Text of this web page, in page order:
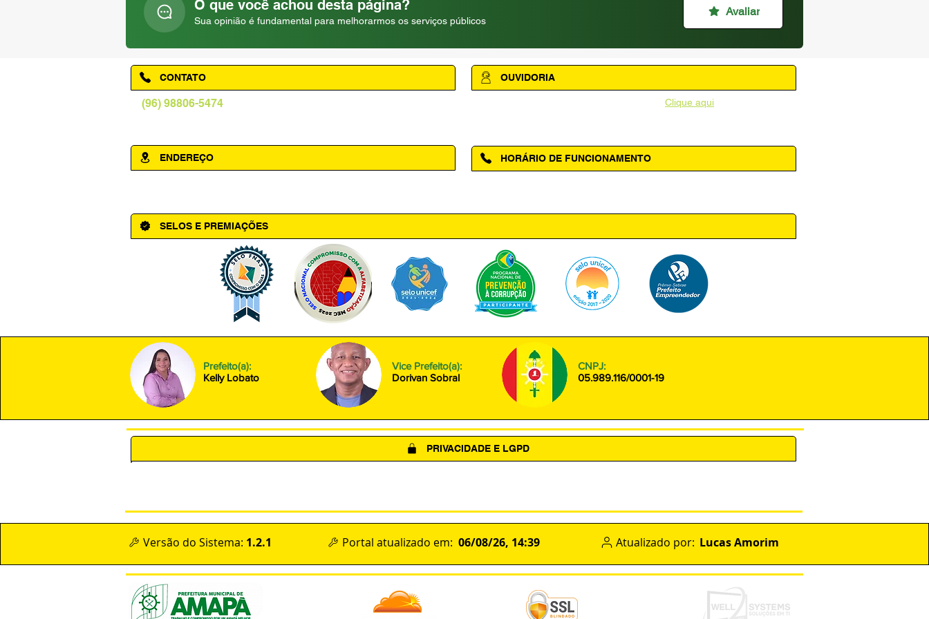
O que você achou desta página?
Sua opinião é fundamental para melhorarmos os serviços públicos
Avaliar
(96) 98806-5474
CONTATO
ENDEREÇO
Clique aqui
OUVIDORIA
HORÁRIO DE FUNCIONAMENTO
SELOS E PREMIAÇÕES
Prefeito(a):
Kelly Lobato
Vice Prefeito(a):
Dorivan Sobral
CNPJ:
05.989.116/0001-19
PRIVACIDADE E LGPD
Versão do Sistema: 1.2.1 Portal atualizado em: 06/08/26, 14:39 Atualizado por: Lucas Amorim